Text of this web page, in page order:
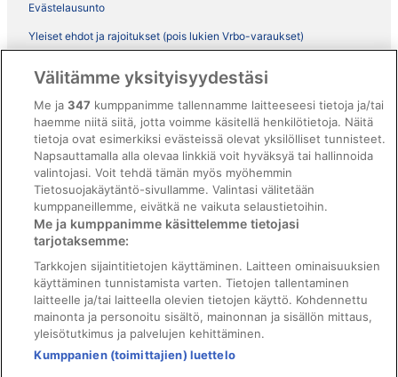
Evästelausunto
Yleiset ehdot ja rajoitukset (pois lukien Vrbo-varaukset)
ebookers BONUS+ -ohjelman ehdot
Oikeudelliset tiedot / ota meihin yhteyttä
Sisältövaatimukset ja ilmoituksen tekeminen sisällöstä
Tuki
Ota yhteyttä
Varauksen muuttaminen tai peruuttaminen
Varaa lento lentoyhtiön hyvityskupongeilla
Hyvityksen hakeminen ja aikarajat
Välitämme yksityisyydestäsi
Me ja347 kumppanimme tallennamme laitteeseesi tietoja ja/tai
haemme niitä siitä, jotta voimme käsitellä henkilötietoja. Näitä
tietoja ovat esimerkiksi evästeissä olevat yksilölliset tunnisteet.
Napsauttamalla alla olevaa linkkiä voit hyväksyä tai hallinnoida
valintojasi. Voit tehdä tämän myös myöhemmin
Tietosuojakäytäntö-sivullamme. Valintasi välitetään
kumppaneillemme, eivätkä ne vaikuta selaustietoihin.
Me ja kumppanimme käsittelemme tietojasi
tarjotaksemme:
Tarkkojen sijaintitietojen käyttäminen. Laitteen ominaisuuksien
käyttäminen tunnistamista varten. Tietojen tallentaminen
laitteelle ja/tai laitteella olevien tietojen käyttö. Kohdennettu
mainonta ja personoitu sisältö, mainonnan ja sisällön mittaus,
yleisötutkimus ja palvelujen kehittäminen.
Kumppanien (toimittajien) luettelo